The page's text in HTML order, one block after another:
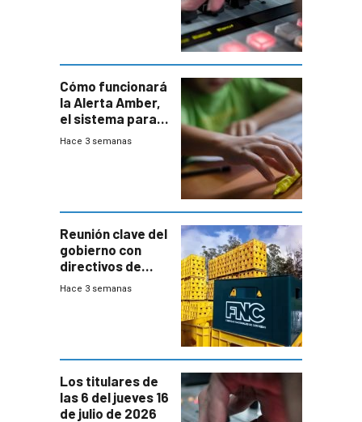
Cómo funcionará
la Alerta Amber,
el sistema para
la búsqueda
Hace 3 semanas
Reunión clave del
gobierno con
directivos de
Fábricas
Hace 3 semanas
Los titulares de
las 6 del jueves 16
de julio de 2026